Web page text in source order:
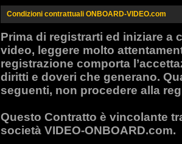
Condizioni contrattuali ONBOARD-VIDEO.com
Prima di registrarti ed iniziare a
video, leggere molto
registrazione comporta
diritti e doveri che generano.
seguenti, non procedere alla
Questo Contratto è vincolante
società VIDEO-ONBOARD.com.